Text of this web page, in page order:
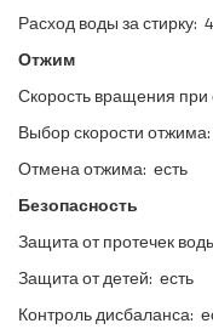
Расход воды за стирку:
Отжим
Скорость вращения
Выбор скорости
Отмена отжима: есть
Безопасность
Защита от протечек
Защита от детей: есть
Контроль дисбаланса: